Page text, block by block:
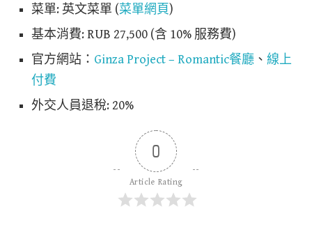
菜單: 英文菜單 (菜單網頁)
基本消費: RUB 27,500 (含 10% 服務費)
官方網站： Ginza Project – Romantic餐廳 、 線上
付費
外交人員退稅: 20%
0
Article Rating